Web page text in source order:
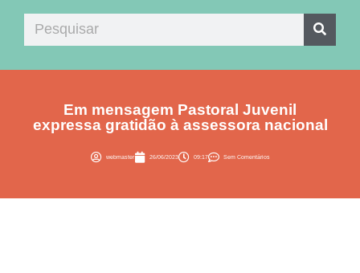
Em mensagem Pastoral Juvenil
expressa gratidão à assessora nacional
webmaster 26/06/2023 09:17 Sem Comentários